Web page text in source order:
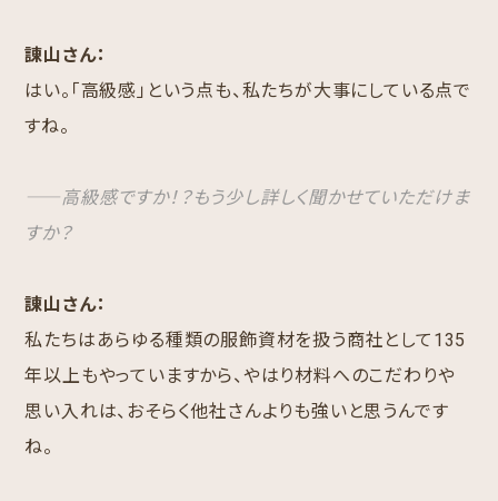
諌山さん：
はい。「高級感」という点も、私たちが大事にしている点で
すね。
――高級感ですか！？もう少し詳しく聞かせていただけま
すか？
諌山さん：
私たちはあらゆる種類の服飾資材を扱う商社として135
年以上もやっていますから、やはり材料へのこだわりや
思い入れは、おそらく他社さんよりも強いと思うんです
ね。